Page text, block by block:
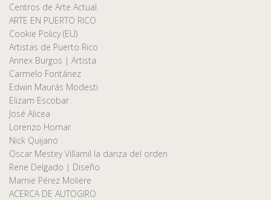
Centros de Arte Actual
ARTE EN PUERTO RICO
Cookie Policy (EU)
Artistas de Puerto Rico
Annex Burgos | Artista
Carmelo Fontánez
Edwin Maurás Modesti
Elizam Escobar
José Alicea
Lorenzo Homar
Nick Quijano
Oscar Mestey Villamil la danza del orden
Rene Delgado | Diseño
Marnie Pérez Moliere
ACERCA DE AUTOGIRO